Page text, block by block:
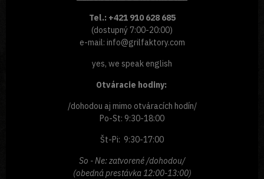
Tel.: +421 910 628 685
(dostupný 7:00-20:00)
e-mail: info@grilfaktory.com
yes, we speak english
Otváracie hodiny:
/dohodou aj mimo otváracích hodín/
Po-St: 9:30-18:00
Št-Pi: 9:30-17:00
So - Ne: zatvorené /dohodou/
(obedná prestávka 12:00-13:00)